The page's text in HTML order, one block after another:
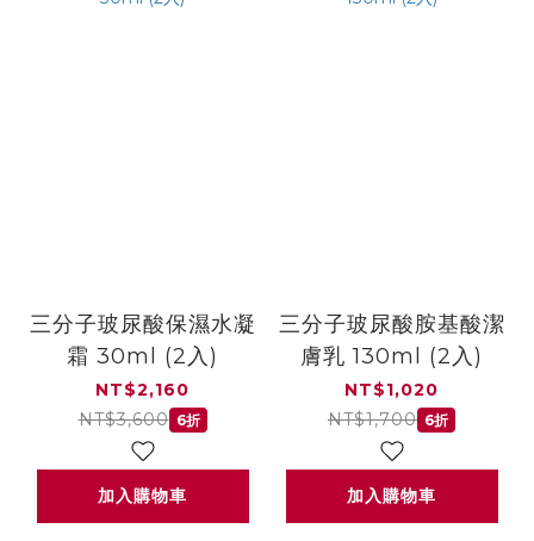
三分子玻尿酸保濕水凝
霜 30ml (2入)
NT$2,160
NT$3,600 6折
加入購物車
三分子玻尿酸胺基酸潔
膚乳 130ml (2入)
NT$1,020
NT$1,700 6折
加入購物車